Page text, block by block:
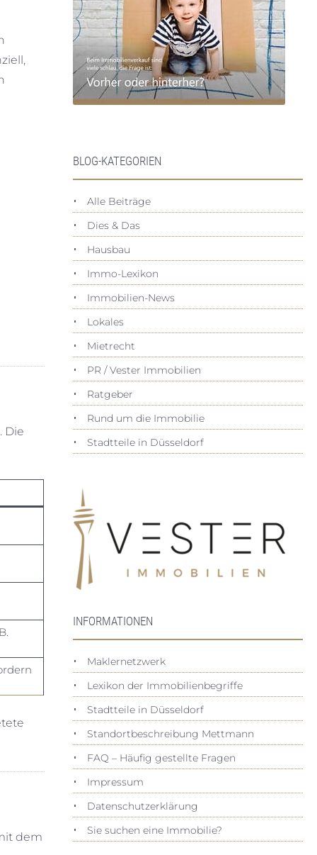
. Die
dem
BLOG-KATEGORIEN
Alle Beiträge
Dies & Das
Hausbau
Immo-Lexikon
Immobilien-News
Lokales
Mietrecht
PR / Vester Immobilien
Ratgeber
Rund um die Immobilie
Stadtteile in Düsseldorf
INFORMATIONEN
Maklernetzwerk
Lexikon der Immobilienbegriffe
Stadtteile in Düsseldorf
Standortbeschreibung Mettmann
FAQ – Häufig gestellte Fragen
Impressum
Datenschutz­erklärung
Sie suchen eine Immobilie?